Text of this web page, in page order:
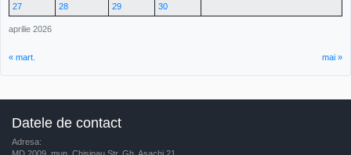
aprilie 2026
27
28 29 30
« mart. mai »
Datele de contact
Adresa: